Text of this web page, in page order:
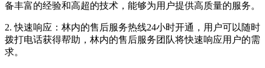
备丰富的经验和高超的技术，能够为用户提供高质量的服务。
2. 快速响应：林内的售后服务热线24小时开通，用户可以随时
拨打电话获得帮助，林内的售后服务团队将快速响应用户的需
求。